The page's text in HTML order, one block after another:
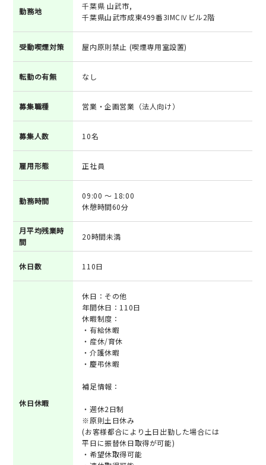
勤務地
千葉県 山武市,
千葉県山武市成東499番3IMCⅣビル2階
受動喫煙対策 屋内原則禁止 (喫煙専用室設置)
転勤の有無 なし
募集職種 営業・企画営業（法人向け）
募集人数 10名
雇用形態 正社員
勤務時間
09:00 ～ 18:00
休憩時間60分
月平均残業時
間
20時間未満
休日数 110日
休日休暇
休日：その他
年間休日：110日
休暇制度：
・有給休暇
・産休/育休
・介護休暇
・慶弔休暇
補足情報：
・週休2日制
※原則土日休み
(お客様都合により土日出勤した場合には
平日に振替休日取得が可能)
・希望休取得可能